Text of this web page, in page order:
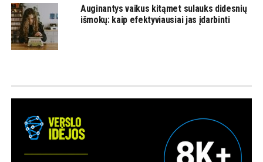
Auginantys vaikus kitąmet sulauks didesnių
išmokų: kaip efektyviausiai jas įdarbinti